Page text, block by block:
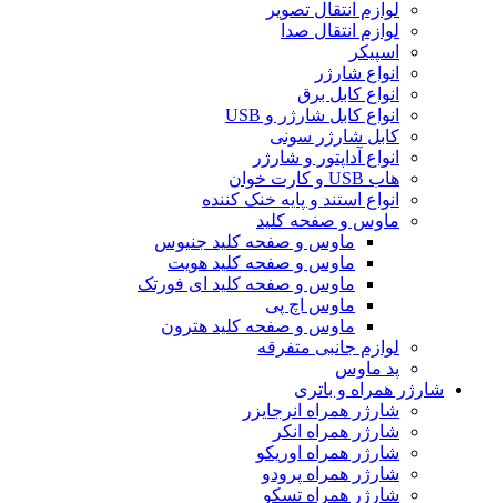
لوازم انتقال تصویر
لوازم انتقال صدا
اسپیکر
انواع شارژر
انواع کابل برق
انواع کابل شارژر و USB
کابل شارژر سونی
انواع آداپتور و شارژر
هاب USB و کارت خوان
انواع استند و پایه خنک کننده
ماوس و صفحه کلید
ماوس و صفحه کلید جنیوس
ماوس و صفحه کلید هویت
ماوس و صفحه کلید ای فورتک
ماوس اچ پی
ماوس و صفحه کلید هترون
لوازم جانبی متفرقه
پد ماوس
شارژر همراه و باتری
شارژر همراه انرجایزر
شارژر همراه انکر
شارژر همراه اوریکو
شارژر همراه پرودو
شارژر همراه تسکو